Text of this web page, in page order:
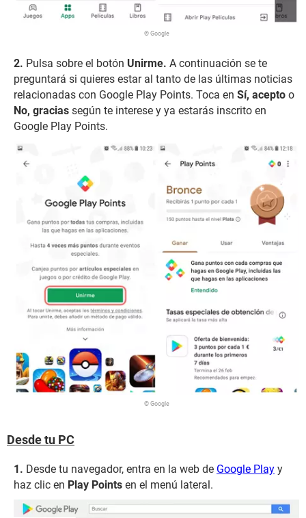
© Google
Pulsa sobre el botón Unirme. A continuación se te
preguntará si quieres estar al tanto de las últimas noticias
relacionadas con Google Play Points. Toca en Sí, acepto o
No, gracias según te interese y ya estarás inscrito en
Google Play Points.
© Google
Desde tu PC
Desde tu navegador, entra en la web de Google Play y
haz clic en Play Points en el menú lateral.